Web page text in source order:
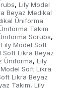
, Lily Model
Beyaz Medikal
Üniforma
Takım
Scrubs,
Lily Model Soft
Soft Likra Beyaz
Üniforma, Lily
Soft Likra
Likra Beyaz
Takım, Lily